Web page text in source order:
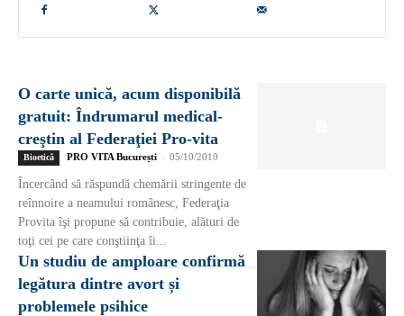
O carte unică, acum disponibilă
gratuit: Îndrumarul medical-
creştin al Federaţiei Pro-vita
Bioetică PRO VITA București - 05/10/2010
Încercând să răspundă chemării stringente de
reînnoire a neamului românesc, Federaţia
Provita îşi propune să contribuie, alături de
toţi cei pe care conştiinţa îi...
Un studiu de amploare confirmă
legătura dintre avort și
problemele psihice